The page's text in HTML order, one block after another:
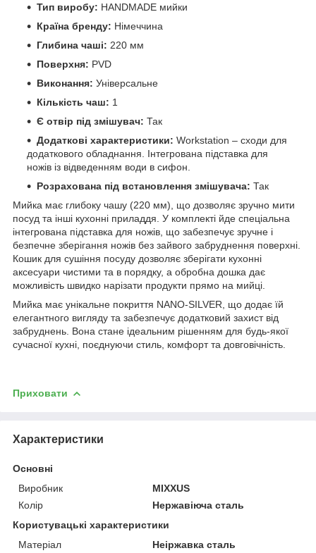
Тип виробу: HANDMADE мийки
Країна бренду: Німеччина
Глибина чаші: 220 мм
Поверхня: PVD
Виконання: Універсальне
Кількість чаш: 1
Є отвір під змішувач: Так
Додаткові характеристики: Workstation – сходи для
додаткового обладнання. Інтегрована підставка для
ножів із відведенням води в сифон.
Розрахована під встановлення змішувача: Так
Мийка має глибоку чашу (220 мм), що дозволяє зручно мити
посуд та інші кухонні приладдя. У комплекті йде спеціальна
інтегрована підставка для ножів, що забезпечує зручне і
безпечне зберігання ножів без зайвого забруднення поверхні.
Кошик для сушіння посуду дозволяє зберігати кухонні
аксесуари чистими та в порядку, а обробна дошка дає
можливість швидко нарізати продукти прямо на мийці.
Мийка має унікальне покриття NANO-SILVER, що додає їй
елегантного вигляду та забезпечує додатковий захист від
забруднень. Вона стане ідеальним рішенням для будь-якої
сучасної кухні, поєднуючи стиль, комфорт та довговічність.
Приховати
Характеристики
Основні
Виробник
MIXXUS
Колір
Нержавіюча сталь
Користувацькі характеристики
Матеріал
Неіржавка сталь